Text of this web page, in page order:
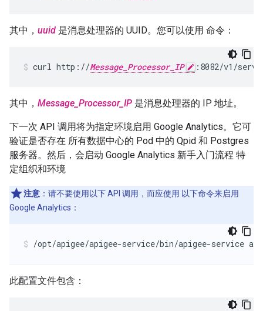
其中， uuid 是消息处理器的 UUID。您可以使用 命令：
curl http://Message_Processor_IP :8082/v1/
其中， Message_Processor_IP 是消息处理器的 IP 地址。
下一次 API 调用将为指定环境启用 Google Analytics。它可
验证是否存在 所有数据中心的 Pod 中的 Qpid 和 Postgres
服务器。然后，会启动 Google Analytics 新手入门流程 特
定组织和环境
注意 ：请不要使用以下 API 调用，而应使用 以下命令来启用
Google Analytics：
/opt/apigee/apigee-service/bin/apigee-service
此配置文件包含：